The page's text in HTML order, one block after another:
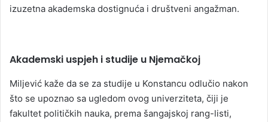
izuzetna akademska dostignuća i društveni angažman.
Akademski uspjeh i studije u Njemačkoj
Miljević kaže da se za studije u Konstancu odlučio nakon
što se upoznao sa ugledom ovog univerziteta, čiji je
fakultet političkih nauka, prema šangajskoj rang-listi,